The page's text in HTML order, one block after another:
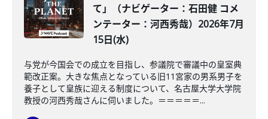
て」（ナビゲーター：石田健 コメ
ンテーター：河西秀哉）2026年7月
15日(水)
与党が今国会での成立を目指し、参議院で審議中の皇室典
範改正案。大きな焦点となっている旧11宮家の男系男子を
養子として皇族に迎える制度について、名古屋大学大学院
教授の河西秀哉さんに伺いました。＝＝＝＝＝...